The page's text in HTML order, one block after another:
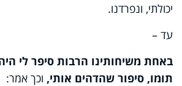
יכולתי, ונפרדנו.
עד –
באחת משיחותינו הרבות סיפר לי
תומו, סיפור שהדהים אותי, וכך אמר: